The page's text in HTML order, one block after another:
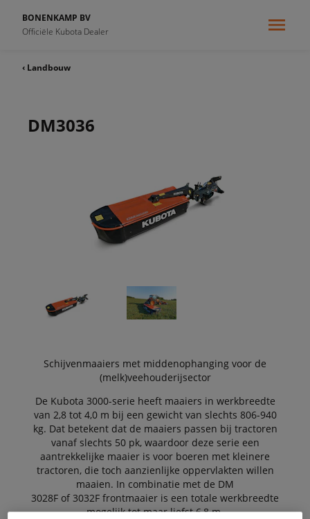
BONENKAMP BV
Officiële Kubota Dealer
‹ Landbouw
DM3036
Schijvenmaaiers met middenophanging voor de
(melk)veehouderijsector
De Kubota 3000-serie heeft maaiers in werkbreedte
van 2,8 tot 4,0 m bij een gewicht van slechts 806-940
kg. Dat betekent dat de maaiers passen bij tractoren
vanaf slechts 50 pk, waardoor deze serie een
aantrekkelijke maaier is voor boeren met kleinere
tractoren, die toch aanzienlijke oppervlakten willen
maaien. In combinatie met de DM
3028F of 3032F frontmaaier is een totale werkbreedte
mogelijk tot maar liefst 6,8 m.